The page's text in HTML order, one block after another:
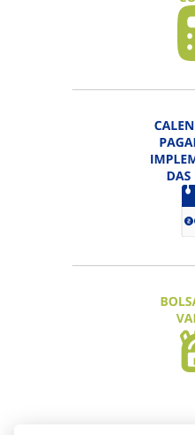
EDITAL FAPES
INOVAÇÃO E
Inscrição
"Destaque"
Categoria
EDITAL FAPES
PARCERIAS
Inscrições